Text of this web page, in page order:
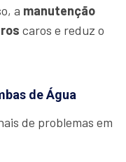
a manutenção
caros e reduz o
de Água
de problemas em